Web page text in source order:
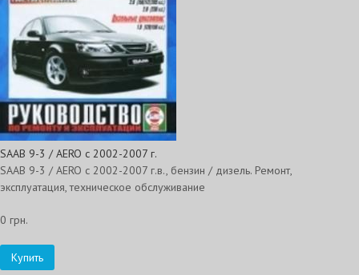
SAAB 9-3 / AERO с 2002-2007 г.
SAAB 9-3 / AERO с 2002-2007 г.в., бензин / дизель. Ремонт,
эксплуатация, техническое обслуживание
0 грн.
Купить